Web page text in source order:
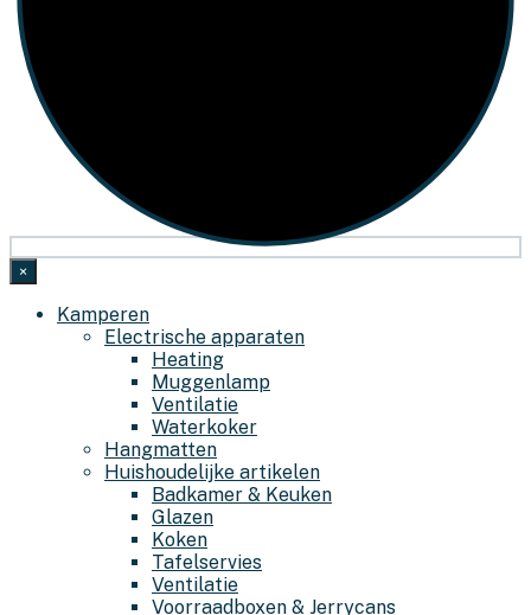
×
Kamperen
Electrische apparaten
Heating
Muggenlamp
Ventilatie
Waterkoker
Hangmatten
Huishoudelijke artikelen
Badkamer & Keuken
Glazen
Koken
Tafelservies
Ventilatie
Voorraadboxen & Jerrycans